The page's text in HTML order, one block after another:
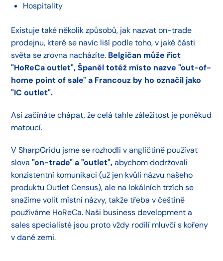
Hospitality
Existuje také několik způsobů, jak nazvat on-trade
prodejnu, které se navíc liší podle toho, v jaké části
světa se zrovna nacházíte. Belgičan může říct
"HoReCa outlet", Španěl totéž místo nazve "out-of-
home point of sale" a Francouz by ho označil jako
"IC outlet".
Asi začínáte chápat, že celá tahle záležitost je poněkud
matoucí.
V SharpGridu jsme se rozhodli v angličtině používat
slova"on-trade" a "outlet",abychom dodržovali
konzistentní komunikaci (už jen kvůli názvu našeho
produktu Outlet Census), ale na lokálních trzích se
snažíme volit místní názvy, takže třeba v češtině
používáme HoReCa. Naši business development a
sales specialisté jsou proto vždy rodilí mluvčí s kořeny
v dané zemi.